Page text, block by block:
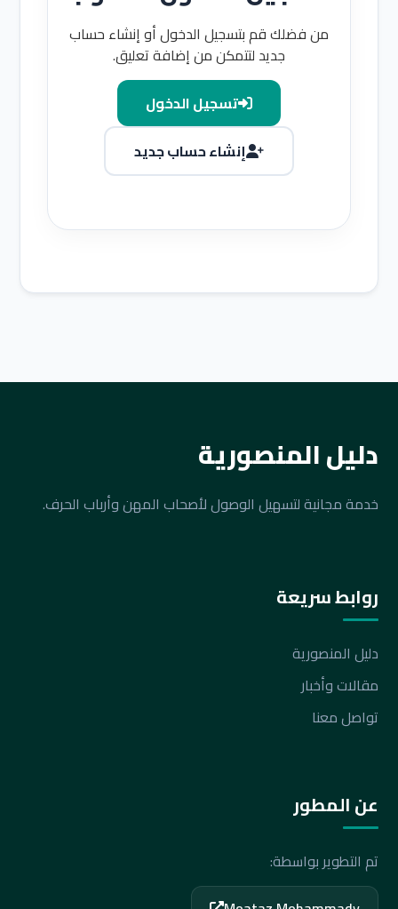
من فضلك قم بتسجيل الدخول أو إنشاء حساب
جديد لتتمكن من إضافة تعليق.
تسجيل الدخول
إنشاء حساب جديد
دليل المنصورية
خدمة مجانية لتسهيل الوصول لأصحاب المهن وأرباب الحرف.
روابط سريعة
دليل المنصورية
مقالات وأخبار
تواصل معنا
عن المطور
تم التطوير بواسطة: